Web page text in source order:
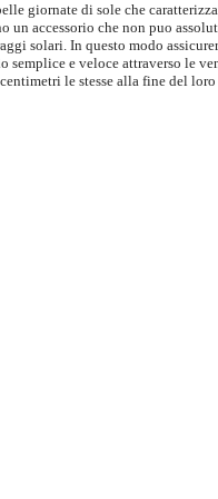
giornate di sole che
accessorio che non puo
solari. In questo modo
e veloce attraverso le
le stesse alla fine del